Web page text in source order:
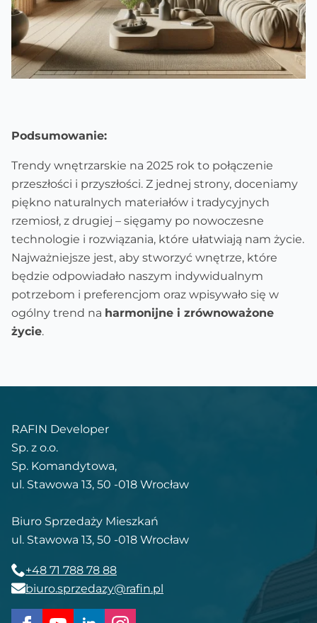
Podsumowanie:
Trendy wnętrzarskie na 2025 rok to połączenie
przeszłości i przyszłości. Z jednej strony, doceniamy
piękno naturalnych materiałów i tradycyjnych
rzemiosł, z drugiej – sięgamy po nowoczesne
technologie i rozwiązania, które ułatwiają nam życie.
Najważniejsze jest, aby stworzyć wnętrze, które
będzie odpowiadało naszym indywidualnym
potrzebom i preferencjom oraz wpisywało się w
ogólny trend na harmonijne i zrównoważone
życie.
RAFIN Developer
Sp. z o.o.
Sp. Komandytowa,
ul. Stawowa 13, 50 -018 Wrocław
Biuro Sprzedaży Mieszkań
ul. Stawowa 13, 50 -018 Wrocław
+48 71 788 78 88
biuro.sprzedazy@rafin.pl